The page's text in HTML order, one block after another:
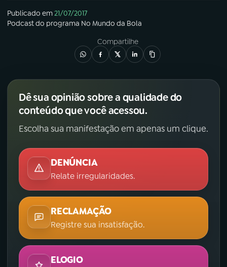
Publicado em21/07/2017
Podcastdo programa No Mundo da Bola
Compartilhe
Dê sua opinião sobre a qualidade do
conteúdo que você acessou.
Escolha sua manifestação em apenas um clique.
DENÚNCIA
Relate irregularidades.
RECLAMAÇÃO
Registre sua insatisfação.
ELOGIO